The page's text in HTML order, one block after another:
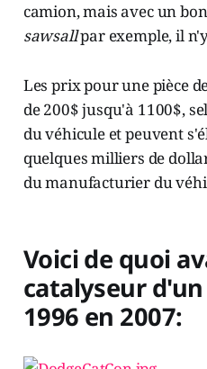
camion, mais avec un
sawsallpar exemple, il
Les prix pour une pièce
de 200$ jusqu'à 1100$,
du véhicule et peuvent
quelques milliers de
du manufacturier du
Voici de quoi
catalyseur d'un
1996 en 2007: